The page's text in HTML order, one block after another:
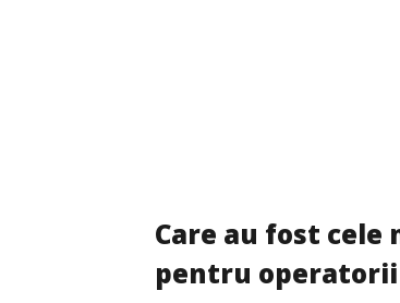
Care au fost cele
pentru